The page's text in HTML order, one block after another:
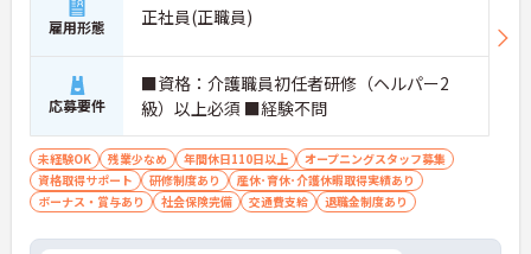
雇用形態 正社員(正職員)
応募要件
■資格：介護職員初任者研修（ヘルパー2
級）以上必須 ■経験不問
未経験OK 残業少なめ 年間休日110日以上
オープニングスタッフ募集
資格取得サポート
研修制度あり
産休･育休･介護休暇取得実績あり
ボーナス・賞与あり
社会保険完備 交通費支給 退職金制度あり